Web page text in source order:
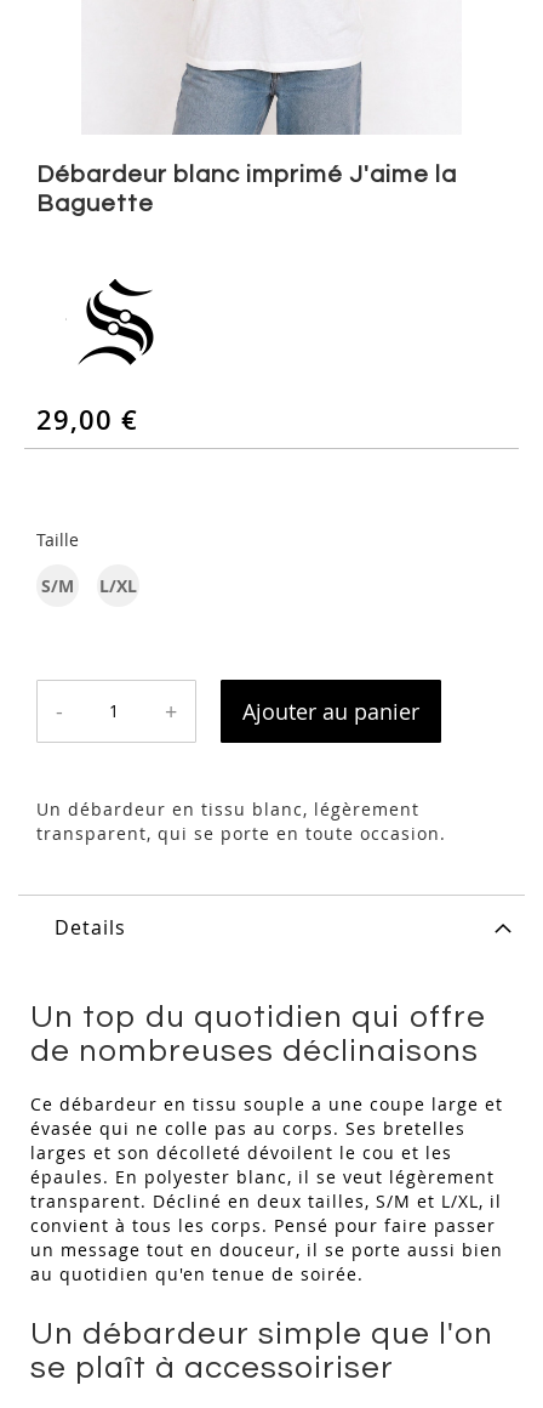
the
beginning
gallery
Débardeur blanc imprimé J'aime la
Baguette
29,00 €
Taille
S/M
L/XL
- + Ajouter au panier
Un débardeur en tissu blanc, légèrement
transparent, qui se porte en toute occasion.
Details
Un top du quotidien qui offre
de nombreuses déclinaisons
Ce débardeur en tissu souple a une coupe large et
évasée qui ne colle pas au corps. Ses bretelles
larges et son décolleté dévoilent le cou et les
épaules. En polyester blanc, il se veut légèrement
transparent. Décliné en deux tailles, S/M et L/XL, il
convient à tous les corps. Pensé pour faire passer
un message tout en douceur, il se porte aussi bien
au quotidien qu'en tenue de soirée.
Un débardeur simple que l'on
se plaît à accessoiriser